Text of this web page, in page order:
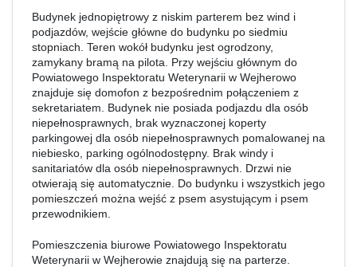
Budynek jednopiętrowy z niskim parterem bez wind i
podjazdów, wejście główne do budynku po siedmiu
stopniach. Teren wokół budynku jest ogrodzony,
zamykany bramą na pilota. Przy wejściu głównym do
Powiatowego Inspektoratu Weterynarii w Wejherowo
znajduje się domofon z bezpośrednim połączeniem z
sekretariatem. Budynek nie posiada podjazdu dla osób
niepełnosprawnych, brak wyznaczonej koperty
parkingowej dla osób niepełnosprawnych pomalowanej na
niebiesko, parking ogólnodostępny. Brak windy i
sanitariatów dla osób niepełnosprawnych. Drzwi nie
otwierają się automatycznie. Do budynku i wszystkich jego
pomieszczeń można wejść z psem asystującym i psem
przewodnikiem.
Pomieszczenia biurowe Powiatowego Inspektoratu
Weterynarii w Wejherowie znajdują się na parterze.